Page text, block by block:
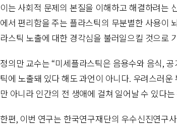
이는 사회적 문제의 본질을 이해하고 해결하려는
에서 편리함을 주는 플라스틱의 무분별한 사용이
라스틱 노출에 대한 경각심을 불러일으킬 것으로
정의만 교수는 “미세플라스틱은 음용수와 음식,
틱에 노출돼 있다 해도 과언이 아니다. 우려스러
만 아니라 인간의 전 생애에 걸쳐 일어날 수 있다
한편, 이번 연구는 한국연구재단의 우수신진연구